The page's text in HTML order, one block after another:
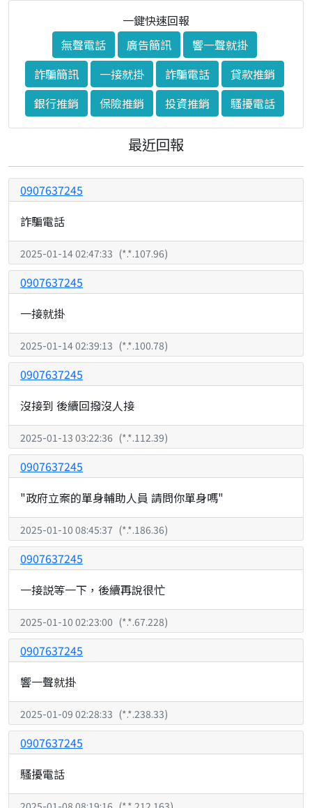
一鍵快速回報
無聲電話
廣告簡訊
響一聲就掛
詐騙簡訊
一接就掛 詐騙電話
貸款推銷
銀行推銷
保險推銷 投資推銷 騷擾電話
最近回報
0907637245
詐騙電話
2025-01-14 02:47:33 (*.*.107.96)
0907637245
一接就掛
2025-01-14 02:39:13 (*.*.100.78)
0907637245
沒接到 後續回撥沒人接
2025-01-13 03:22:36 (*.*.112.39)
0907637245
"政府立案的單身輔助人員 請問你單身嗎"
2025-01-10 08:45:37 (*.*.186.36)
0907637245
一接説等一下，後續再說很忙
2025-01-10 02:23:00 (*.*.67.228)
0907637245
響一聲就掛
2025-01-09 02:28:33 (*.*.238.33)
0907637245
騷擾電話